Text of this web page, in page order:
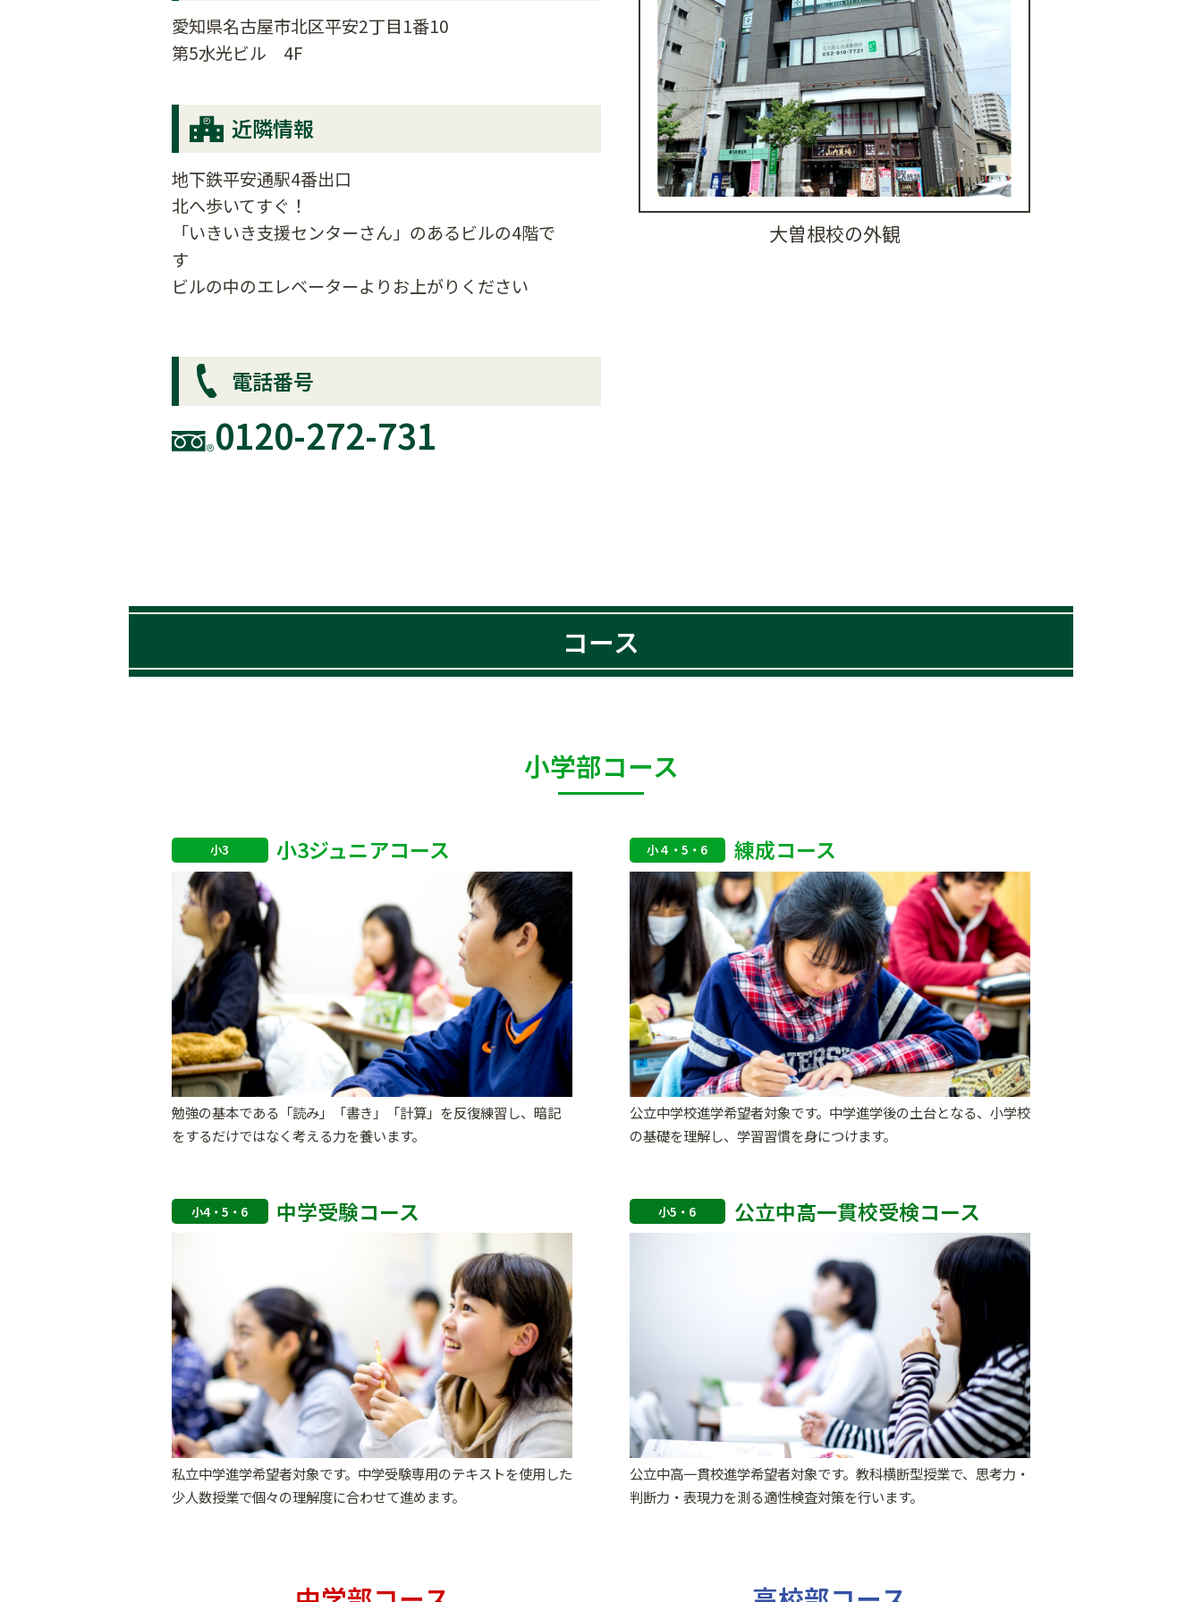
愛知県名古屋市北区平安2丁目1番10
第5水光ビル 4F
近隣情報
地下鉄平安通駅4番出口
北へ歩いてすぐ！
「いきいき支援センターさん」のあるビルの4階で
す
ビルの中のエレベーターよりお上がりください
電話番号
0120-272-731
大曽根校の外観
コース
小学部コース
小3 小3ジュニアコース
勉強の基本である「読み」「書き」「計算」を反復練習し、暗記
をするだけではなく考える力を養います。
小４・5・6 練成コース
公立中学校進学希望者対象です。中学進学後の土台となる、小学校
の基礎を理解し、学習習慣を身につけます。
小4・5・6 中学受験コース
私立中学進学希望者対象です。中学受験専用のテキストを使用した
少人数授業で個々の理解度に合わせて進めます。
小5・6 公立中高一貫校受検コース
公立中高一貫校進学希望者対象です。教科横断型授業で、思考力・
判断力・表現力を測る適性検査対策を行います。